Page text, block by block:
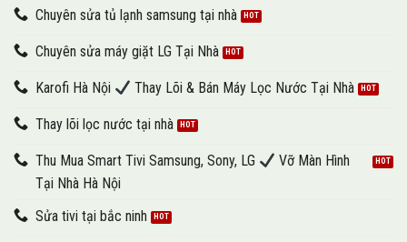
Chuyên sửa tủ lạnh samsung tại nhà
Chuyên sửa máy giặt LG Tại Nhà
Karofi Hà Nội Thay Lõi & Bán Máy Lọc Nước Tại Nhà
Thay lõi lọc nước tại nhà
Thu Mua Smart Tivi Samsung, Sony, LG
Vỡ Màn Hình
Tại Nhà Hà Nội
Sửa tivi tại bắc ninh